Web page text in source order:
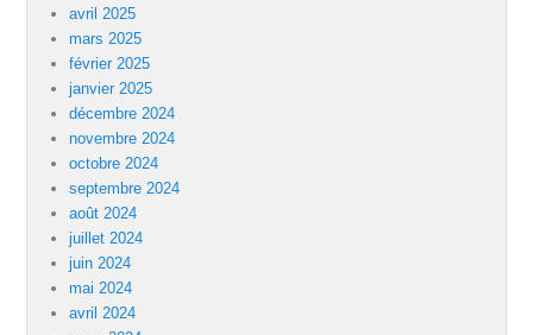
avril 2025
mars 2025
février 2025
janvier 2025
décembre 2024
novembre 2024
octobre 2024
septembre 2024
août 2024
juillet 2024
juin 2024
mai 2024
avril 2024